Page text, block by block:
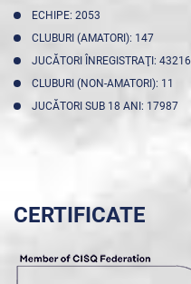
ECHIPE: 2053
CLUBURI (AMATORI): 147
JUCĂTORI ÎNREGISTRAŢI: 43216
CLUBURI (NON-AMATORI): 11
JUCĂTORI SUB 18 ANI: 17987
CERTIFICATE